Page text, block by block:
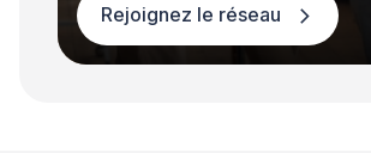
Rejoignez le réseau